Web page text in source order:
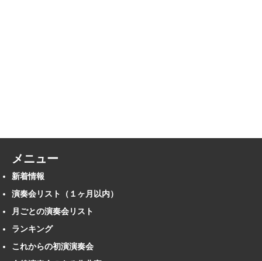
メニュー
新着情報
演奏会リスト（１ヶ月以内）
月ごとの演奏会リスト
ランキング
これからの初演演奏会